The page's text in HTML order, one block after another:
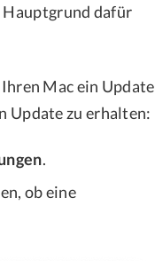
Hauptgrund dafür
Mac ein Update
Update zu erhalten:
.
ob eine